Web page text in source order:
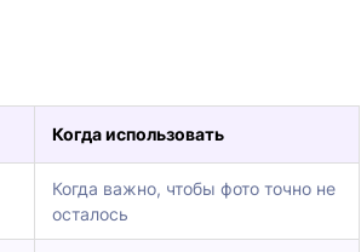
Когда использовать
Когда важно, чтобы фото точно не
осталось